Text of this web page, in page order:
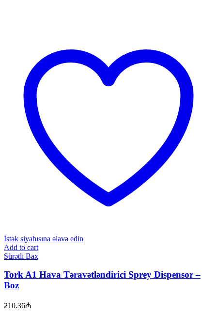
İstək siyahısına əlavə edin
Add to cart
Sürətli Bax
Tork A1 Hava Təravətləndirici Sprey Dispensor –
Boz
210.36₼